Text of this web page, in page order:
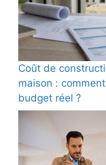
Coût de
maison :
budget réel ?